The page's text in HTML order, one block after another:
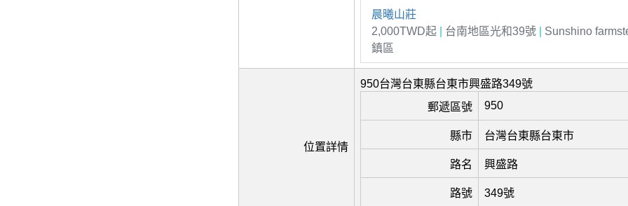
晨曦山莊
2,000TWD起
台南地區光和39號
Sunshino
鎮區
位置詳情
950台灣台東縣台東市興盛路349號
郵遞區號
950
縣市 台灣台東縣台東市
路名 興盛路
路號 349號